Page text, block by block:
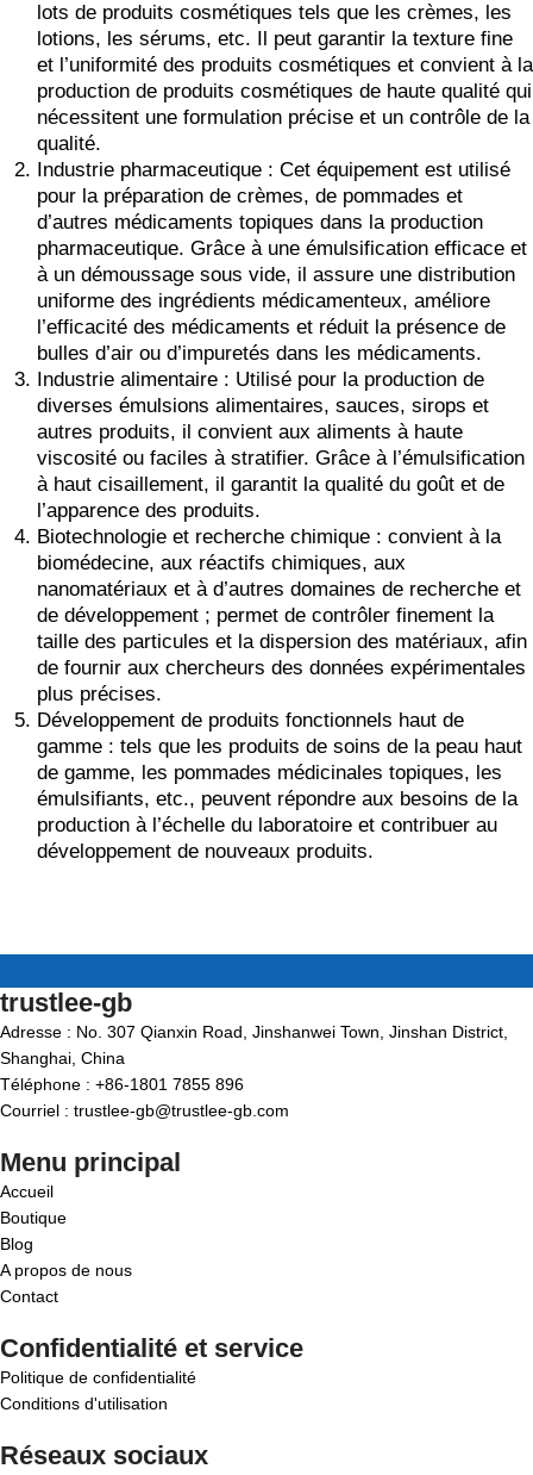
lots de produits cosmétiques tels que les crèmes, les
lotions, les sérums, etc. Il peut garantir la texture fine
et l’uniformité des produits cosmétiques et convient à la
production de produits cosmétiques de haute qualité qui
nécessitent une formulation précise et un contrôle de la
qualité.
Industrie pharmaceutique : Cet équipement est utilisé
pour la préparation de crèmes, de pommades et
d’autres médicaments topiques dans la production
pharmaceutique. Grâce à une émulsification efficace et
à un démoussage sous vide, il assure une distribution
uniforme des ingrédients médicamenteux, améliore
l’efficacité des médicaments et réduit la présence de
bulles d’air ou d’impuretés dans les médicaments.
Industrie alimentaire : Utilisé pour la production de
diverses émulsions alimentaires, sauces, sirops et
autres produits, il convient aux aliments à haute
viscosité ou faciles à stratifier. Grâce à l’émulsification
à haut cisaillement, il garantit la qualité du goût et de
l’apparence des produits.
Biotechnologie et recherche chimique : convient à la
biomédecine, aux réactifs chimiques, aux
nanomatériaux et à d’autres domaines de recherche et
de développement ; permet de contrôler finement la
taille des particules et la dispersion des matériaux, afin
de fournir aux chercheurs des données expérimentales
plus précises.
Développement de produits fonctionnels haut de
gamme : tels que les produits de soins de la peau haut
de gamme, les pommades médicinales topiques, les
émulsifiants, etc., peuvent répondre aux besoins de la
production à l’échelle du laboratoire et contribuer au
développement de nouveaux produits.
trustlee-gb
Adresse : No. 307 Qianxin Road, Jinshanwei Town, Jinshan District,
Shanghai, China
Téléphone : +86-1801 7855 896
Courriel : trustlee-gb@trustlee-gb.com
Menu principal
Accueil
Boutique
Blog
A propos de nous
Contact
Confidentialité et service
Politique de confidentialité
Conditions d'utilisation
Réseaux sociaux